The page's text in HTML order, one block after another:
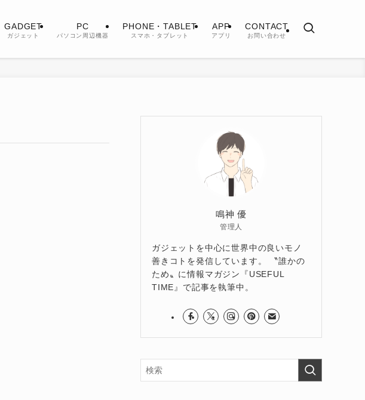
GADGET
ガジェット
PC
パソコン周辺機器
PHONE・TABLET
スマホ・タブレット
APP
アプリ
CONTACT
お問い合わせ
鳴神 優
管理人
ガジェットを中心に世界中の良いモノ
善きコトを発信しています。 〝誰かの
ため〟に情報マガジン『USEFUL
TIME』で記事を執筆中。